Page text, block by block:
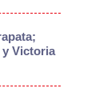
y Victoria